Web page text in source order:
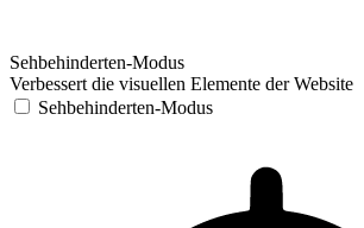
Sehbehinderten-Modus
Verbessert die visuellen Elemente der Website
Sehbehinderten-Modus